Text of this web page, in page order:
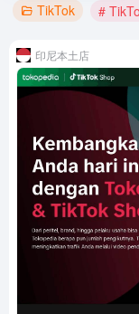
TikTok #
印尼本土店